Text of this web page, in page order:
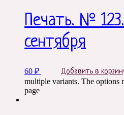
Печать. №
сентября
60 ₽ Добавить в
multiple variants. The options
page